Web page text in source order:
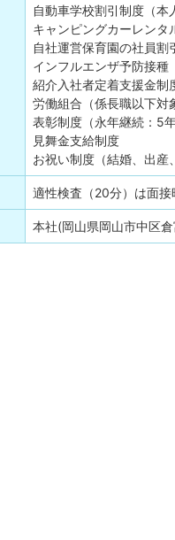
自動車学校割引制度（本
キャンピングカーレンタ
自社運営保育園の社員割
インフルエンザ予防接種
紹介入社者定着支援金制
労働組合（係長職以下対
表彰制度（永年継続：5
見舞金支給制度
お祝い制度（結婚、出産
適性検査（20分）は面
本社(岡山県岡山市中区